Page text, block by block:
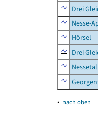
Drei
Nesse-
Hörsel
Drei
Nessetal
▴ nach oben